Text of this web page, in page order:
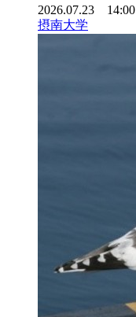
2026.07.23 14:00
摂南大学